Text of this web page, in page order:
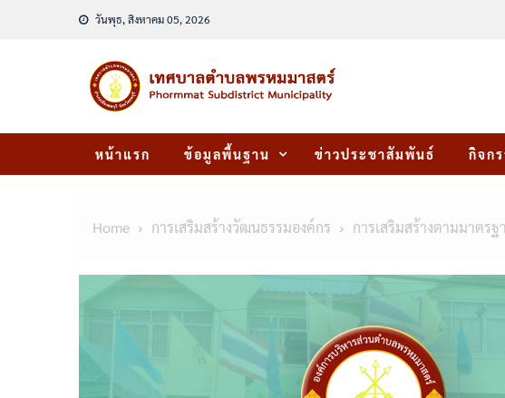
วันพุธ, สิงหาคม 05, 2026
หน้าแรก ข้อมูลพื้นฐาน ข่าวประชาสัมพันธ์ กิจก
Home การเสริมสร้างวัฒนธรรมองค์กร การเสริมสร้างตามมาตร